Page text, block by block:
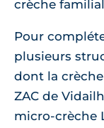
crèche
Pour
plusieurs
dont la
ZAC de
micro-crèche